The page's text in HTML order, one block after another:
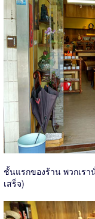
ชั้นแรกของร้าน พวกเร
เสร็จ)